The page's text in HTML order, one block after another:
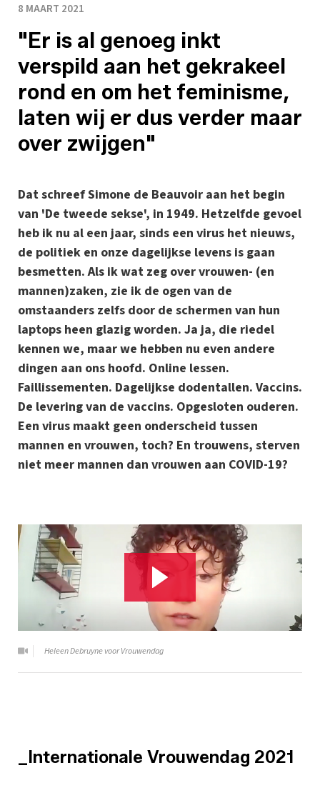
8 MAART 2021
"Er is al genoeg inkt
verspild aan het gekrakeel
rond en om het feminisme,
laten wij er dus verder maar
over zwijgen"
Dat schreef Simone de Beauvoir aan het begin
van 'De tweede sekse', in 1949. Hetzelfde gevoel
heb ik nu al een jaar, sinds een virus het nieuws,
de politiek en onze dagelijkse levens is gaan
besmetten. Als ik wat zeg over vrouwen- (en
mannen)zaken, zie ik de ogen van de
omstaanders zelfs door de schermen van hun
laptops heen glazig worden. Ja ja, die riedel
kennen we, maar we hebben nu even andere
dingen aan ons hoofd. Online lessen.
Faillissementen. Dagelijkse dodentallen. Vaccins.
De levering van de vaccins. Opgesloten ouderen.
Een virus maakt geen onderscheid tussen
mannen en vrouwen, toch? En trouwens, sterven
niet meer mannen dan vrouwen aan COVID-19?
Heleen Debruyne voor Vrouwendag
_Internationale Vrouwendag 2021